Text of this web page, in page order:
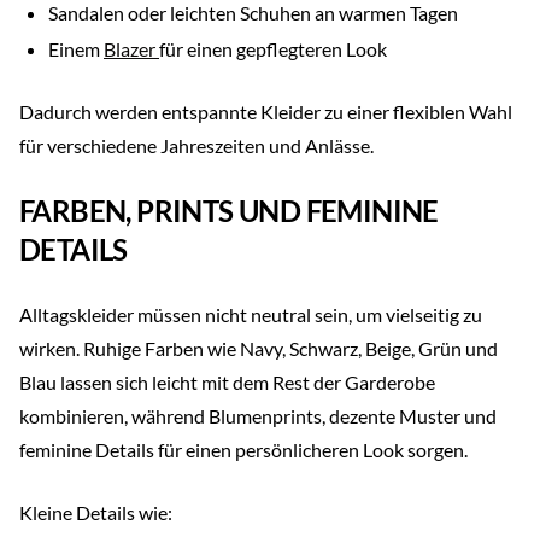
Sandalen oder leichten Schuhen an warmen Tagen
Einem Blazerfür einen gepflegteren Look
Dadurch werden entspannte Kleider zu einer flexiblen Wahl
für verschiedene Jahreszeiten und Anlässe.
FARBEN, PRINTS UND FEMININE
DETAILS
Alltagskleider müssen nicht neutral sein, um vielseitig zu
wirken. Ruhige Farben wie Navy, Schwarz, Beige, Grün und
Blau lassen sich leicht mit dem Rest der Garderobe
kombinieren, während Blumenprints, dezente Muster und
feminine Details für einen persönlicheren Look sorgen.
Kleine Details wie: